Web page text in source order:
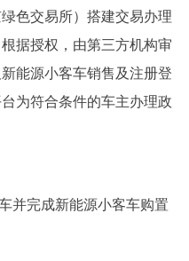
交易所）搭建交易办理
据授权，由第三方机构审
能源小客车销售及注册登
为符合条件的车主办理政
完成新能源小客车购置